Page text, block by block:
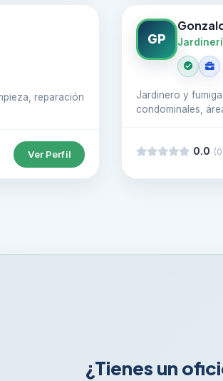
reparación
Ver Perfil
GP
Jardinero y
condominales,
0.0
¿Tienes un